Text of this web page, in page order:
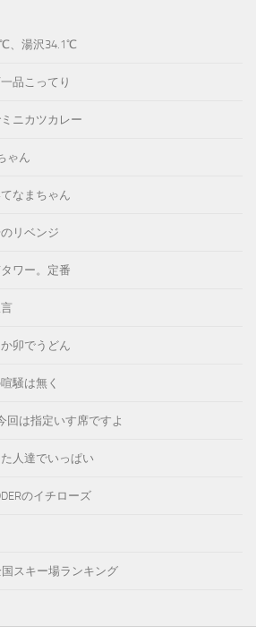
、湯沢34.1℃
品こってり
ニカツカレー
ゃん
なまちゃん
リベンジ
ワー。定番
卯でうどん
騒は無く
回は指定いす席ですよ
人達でいっぱい
のイチローズ
スキー場ランキング